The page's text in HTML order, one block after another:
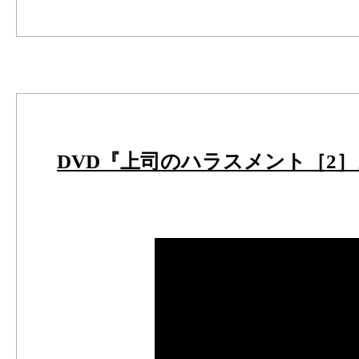
DVD『上司のハラスメント［2